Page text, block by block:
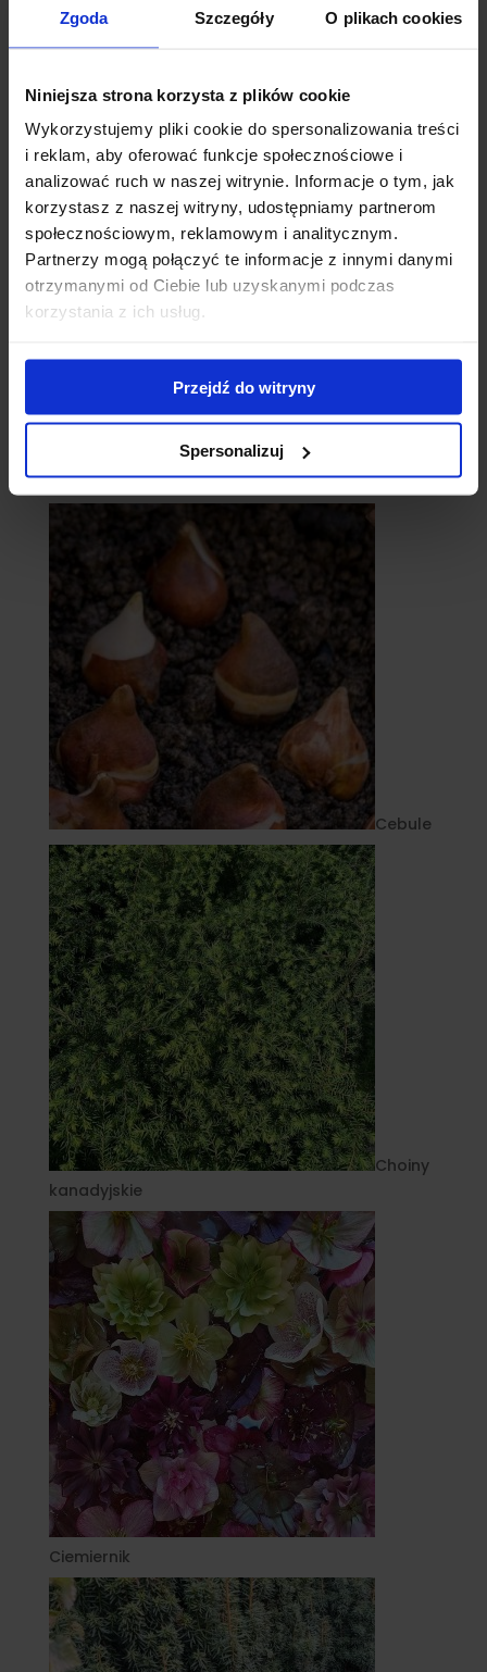
Zgoda Szczegóły O plikach cookies
Niniejsza strona korzysta z plików cookie
Wykorzystujemy pliki cookie do spersonalizowania treści
i reklam, aby oferować funkcje społecznościowe i
analizować ruch w naszej witrynie. Informacje o tym, jak
korzystasz z naszej witryny, udostępniamy partnerom
społecznościowym, reklamowym i analitycznym.
Partnerzy mogą połączyć te informacje z innymi danymi
otrzymanymi od Ciebie lub uzyskanymi podczas
korzystania z ich usług.
Przejdź do witryny
Spersonalizuj
- surmie
Cebule
Choiny
kanadyjskie
Ciemiernik